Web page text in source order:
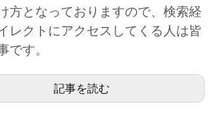
方となっておりますので、検索経
レクトにアクセスしてくる人は皆
です。
記事を読む